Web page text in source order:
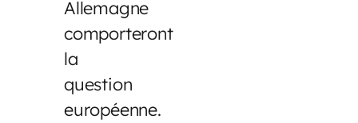
Allemagne
comporteront
la
question
européenne.